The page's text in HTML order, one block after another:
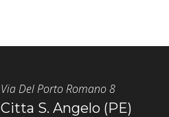
Via Del Porto Romano 8
Citta S. Angelo (PE)